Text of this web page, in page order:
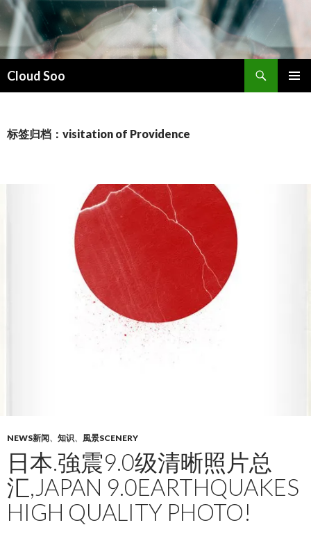
Cloud Soo
索
文
标签归档：visitation of Providence
NEWS新闻、 知识、 風景SCENERY
日本.強震9.0级清晰照片总
汇,JAPAN 9.0EARTHQUAKES
HIGH QUALITY PHOTO!